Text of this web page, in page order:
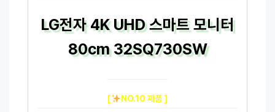
LG전자 4K UHD 스마트 모니터
80cm 32SQ730SW
[ NO.10 제품 ]